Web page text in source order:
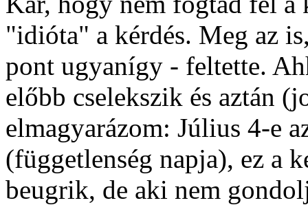
"idióta" a kérdés. Meg az
pont ugyanígy - feltette.
előbb cselekszik és aztán
elmagyarázom: Július 4-e
(függetlenség napja), ez a
beugrik, de aki nem